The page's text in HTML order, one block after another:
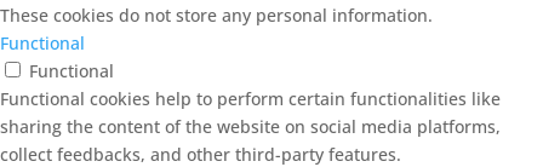
These cookies do not store any personal information.
Functional
Functional
Functional cookies help to perform certain functionalities like
sharing the content of the website on social media platforms,
collect feedbacks, and other third-party features.